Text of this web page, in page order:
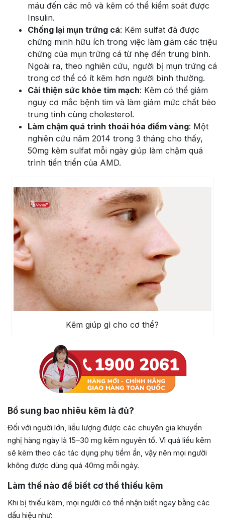
máu đến các mô và kẽm có thể kiểm soát được
Insulin.
Chống lại mụn trứng cá: Kẽm sulfat đã được
chứng minh hữu ích trong việc làm giảm các triệu
chứng của mụn trứng cá từ nhẹ đến trung bình.
Ngoài ra, theo nghiên cứu, người bị mụn trứng cá
trong cơ thể có ít kẽm hơn người bình thường.
Cải thiện sức khỏe tim mạch: Kẽm có thể giảm
nguy cơ mắc bệnh tim và làm giảm mức chất béo
trung tính cùng cholesterol.
Làm chậm quá trình thoái hóa điểm vàng: Một
nghiên cứu năm 2014 trong 3 tháng cho thấy,
50mg kẽm sulfat mỗi ngày giúp làm chậm quá
trình tiến triển của AMD.
Kẽm giúp gì cho cơ thể?
Bổ sung bao nhiêu kẽm là đủ?
Đối với người lớn, liều lượng được các chuyên gia khuyến
nghị hàng ngày là 15–30 mg kẽm nguyên tố. Vì quá liều kẽm
sẽ kèm theo các tác dụng phụ tiềm ẩn, vậy nên mọi người
không được dùng quá 40mg mỗi ngày.
Làm thế nào để biết cơ thể thiếu kẽm
Khi bị thiếu kẽm, mọi người có thể nhận biết ngay bằng các
dấu hiệu như: